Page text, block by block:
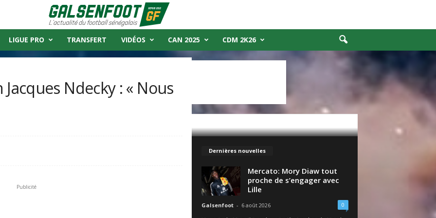
LIGUE PRO TRANSFERT VIDÉOS CAN 2025 CDM 2K26
Ndecky : « Nous
Publicité
Dernières nouvelles
Mercato: Mory Diaw tout
proche de s’engager avec
Lille
Galsenfoot - 6 août 2026 0